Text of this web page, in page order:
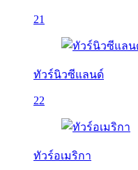
21
ทัวร์นิวซีแลนด์
22
ทัวร์อเมริกา